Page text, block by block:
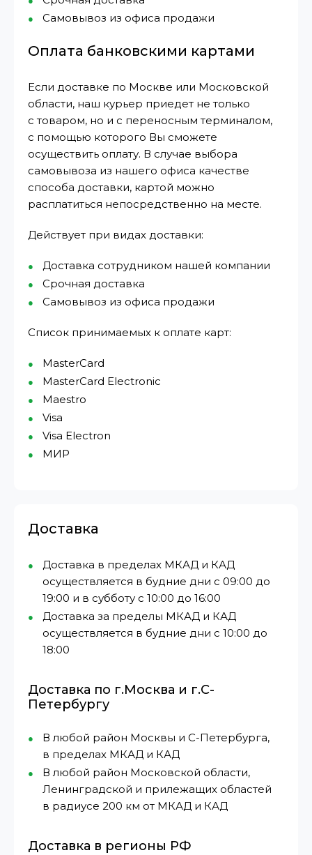
Самовывоз из офиса продажи
Оплата банковскими картами
Если доставке по Москве или Московской
области, наш курьер приедет не только
с товаром, но и с переносным терминалом,
с помощью которого Вы сможете
осуществить оплату. В случае выбора
самовывоза из нашего офиса качестве
способа доставки, картой можно
расплатиться непосредственно на месте.
Действует при видах доставки:
Доставка сотрудником нашей компании
Срочная доставка
Самовывоз из офиса продажи
Список принимаемых к оплате карт:
MasterCard
MasterCard Electronic
Maestro
Visa
Visa Electron
МИР⁠
Доставка
Доставка в пределах МКАД и КАД
осуществляется в будние дни с 09:00 до
19:00 и в субботу с 10:00 до 16:00
Доставка за пределы МКАД и КАД
осуществляется в будние дни с 10:00 до
18:00
Доставка по г.Москва и г.С-
Петербургу
В любой район Москвы и С-Петербурга,
в пределах МКАД и КАД
В любой район Московской области,
Ленинградской и прилежащих областей
в радиусе 200 км от МКАД и КАД
Доставка в регионы РФ